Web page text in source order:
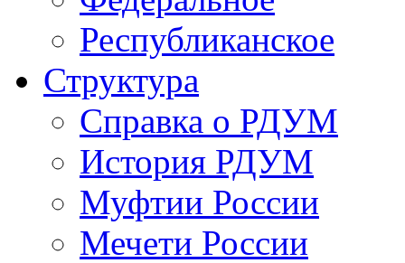
Республиканское
Структура
Справка о РДУМ
История РДУМ
Муфтии России
Мечети России